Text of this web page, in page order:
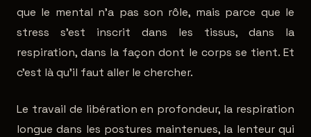
que le mental n'a pas son rôle, mais parce que le
stress s'est inscrit dans les tissus, dans la
respiration, dans la façon dont le corps se tient. Et
c'est là qu'il faut aller le chercher.
Le travail de libération en profondeur, la respiration
longue dans les postures maintenues, la lenteur qui